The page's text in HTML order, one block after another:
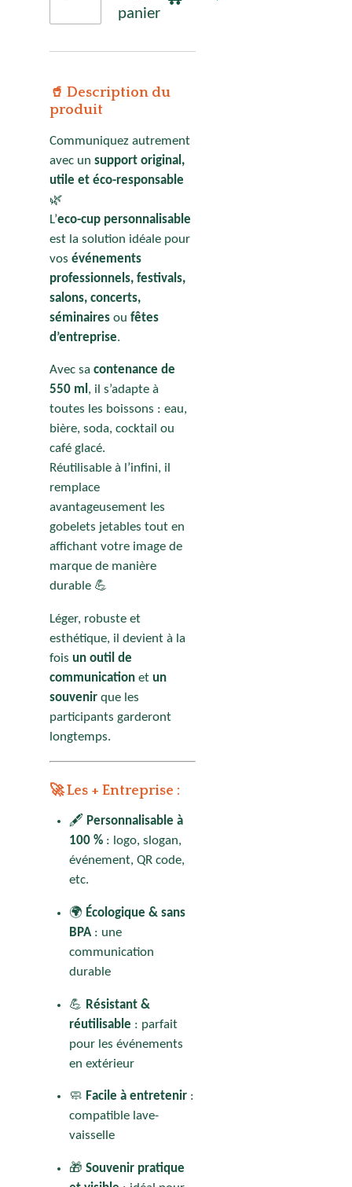
panier
🥤 Description du
produit
Communiquez autrement
avec un support original,
utile et éco-responsable
🌿
L’eco-cup personnalisable
est la solution idéale pour
vos événements
professionnels, festivals,
salons, concerts,
séminairesou fêtes
d’entreprise.
Avec sa contenance de
550 ml, il s’adapte à
toutes les boissons : eau,
bière, soda, cocktail ou
café glacé.
Réutilisable à l’infini, il
remplace
avantageusement les
gobelets jetables tout en
affichant votre image de
marque de manière
durable 💪
Léger, robuste et
esthétique, il devient à la
fois un outil de
communicationet un
souvenirque les
participants garderont
longtemps.
🚀 Les + Entreprise :
🖋️ Personnalisable à
100 %: logo, slogan,
événement, QR code,
etc.
🌍 Écologique & sans
BPA: une
communication
durable
💪 Résistant &
réutilisable : parfait
pour les événements
en extérieur
🧼 Facile à entretenir:
compatible lave-
vaisselle
🎁 Souvenir pratique